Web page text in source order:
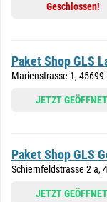
Geschlossen!
Paket Shop GLS
Marienstrasse 1, 45699
JETZT
Paket Shop GLS
Schiernfeldstrasse 2 a,
JETZT